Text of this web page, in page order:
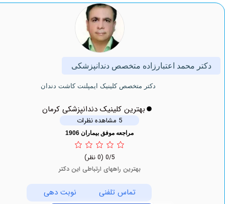
محمد اعتبارزاده متخصص دندانپزشکی
دكتر متخصص کلینیک ايمپلنت كاشت دندان
بهترین کلینیک دندانپزشکی کرمان
مراجعه موفق بیماران 1906
بهترین راههای ارتباطی این دکتر
تماس تلفنی
نوبت دهی